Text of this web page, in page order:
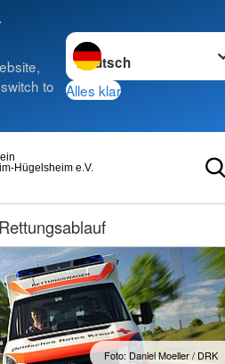
to
Sprache wechseln zu
Alles klar
Hügelsheim e.V.
Rettungsablauf
Foto: Daniel Moeller / DRK